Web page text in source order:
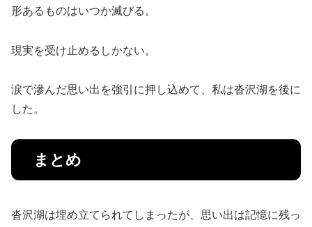
形あるものはいつか滅びる。
現実を受け止めるしかない。
涙で滲んだ思い出を強引に押し込めて、私は沓沢湖を後に
した。
まとめ
沓沢湖は埋め立てられてしまったが、思い出は記憶に残っ